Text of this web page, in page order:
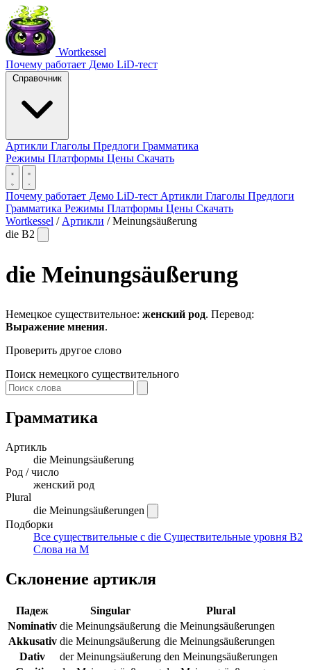
Wortkessel
Почему работает Демо LiD-тест
Справочник
Артикли Глаголы Предлоги Грамматика
Режимы Платформы Цены Скачать
Почему работает Демо LiD-тест Артикли Глаголы Предлоги
Грамматика Режимы Платформы Цены Скачать
Wortkessel / Артикли / Meinungsäußerung
die B2
die Meinungsäußerung
Немецкое существительное: женский род. Перевод:
Выражение мнения.
Проверить другое слово
Поиск немецкого существительного
Грамматика
Артикль
die Meinungsäußerung
Род / число
женский род
Plural
die Meinungsäußerungen
Подборки
Все существительные с die Существительные уровня B2
Слова на M
Склонение артикля
Падеж Singular
Plural
Nominativ die Meinungsäußerung die Meinungsäußerungen
Akkusativ die Meinungsäußerung die Meinungsäußerungen
Dativ
der Meinungsäußerung den Meinungsäußerungen